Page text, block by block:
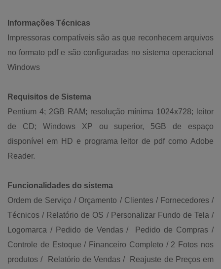
Informações Técnicas
Impressoras compatíveis são as que reconhecem arquivos
no formato pdf e são configuradas no sistema operacional
Windows
Requisitos de Sistema
Pentium 4; 2GB RAM; resolução mínima 1024x728; leitor
de CD; Windows XP ou superior, 5GB de espaço
disponível em HD e programa leitor de pdf como Adobe
Reader.
Funcionalidades do sistema
Ordem de Serviço / Orçamento / Clientes / Fornecedores /
Técnicos / Relatório de OS / Personalizar Fundo de Tela /
Logomarca / Pedido de Vendas / Pedido de Compras /
Controle de Estoque / Financeiro Completo / 2 Fotos nos
produtos / Relatório de Vendas / Reajuste de Preços em